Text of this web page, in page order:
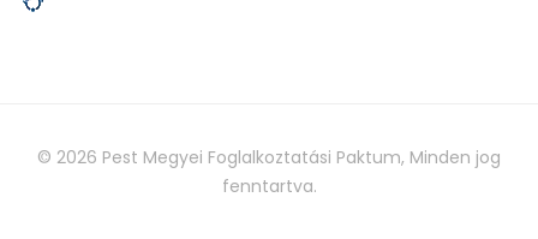
© 2026 Pest Megyei Foglalkoztatási Paktum, Minden jog
fenntartva.